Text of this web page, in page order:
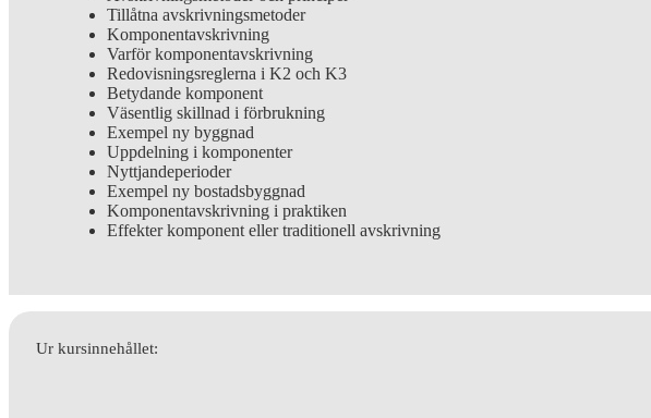
Tillåtna avskrivningsmetoder
Komponentavskrivning
Varför komponentavskrivning
Redovisningsreglerna i K2 och K3
Betydande komponent
Väsentlig skillnad i förbrukning
Exempel ny byggnad
Uppdelning i komponenter
Nyttjandeperioder
Exempel ny bostadsbyggnad
Komponentavskrivning i praktiken
Effekter komponent eller traditionell avskrivning
Ur kursinnehållet: